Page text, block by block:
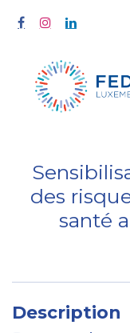
des
santé
Description